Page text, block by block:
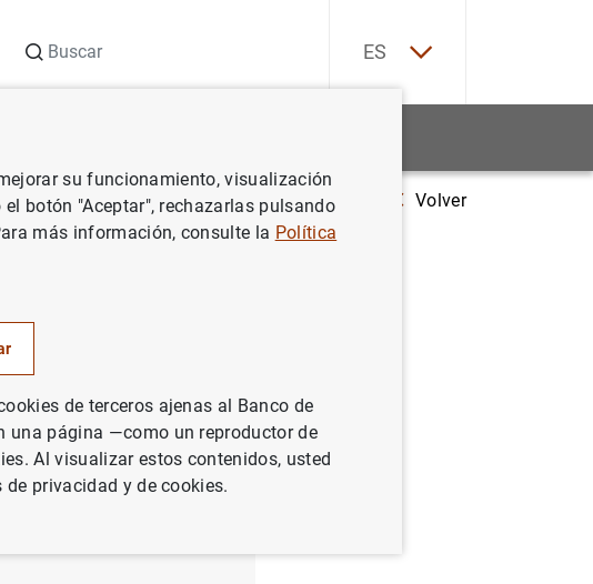
ES
Europeo Estado financiero consolidado del Eurosistema a 5 de noviembre de
Volver
su funcionamiento, visualización
botón "Aceptar", rechazarlas pulsando
más información, consulte la Política
de terceros ajenas al Banco de
una página —como un reproductor de
Al visualizar estos contenidos, usted
privacidad y de cookies.